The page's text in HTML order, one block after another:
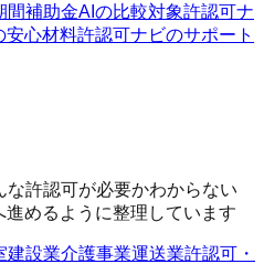
間補助金AIの比較対象許認可ナ
安心材料許認可ナビのサポート
許認可が必要かわからない
めるように整理しています
建設業介護事業運送業許認可・